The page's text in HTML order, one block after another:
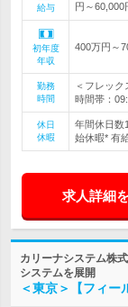
給与
円～60,000
初年度
年収
400万円～
勤務
時間
＜フレッ
時間帯：
休日
休暇
年間休日数
始休暇* 有
求人詳細
カリーナシステム株
システムを展開
＜東京＞【フィ